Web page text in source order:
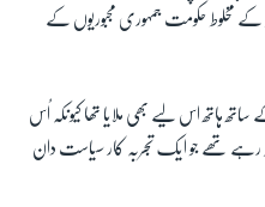
مخلوط حکومت جمہوری مجبوریوں کے
ہاتھ اس لیے بھی ملایا تھا کیونکہ اُس
رہے تھے جو ایک تجربہ کار سیاست دان